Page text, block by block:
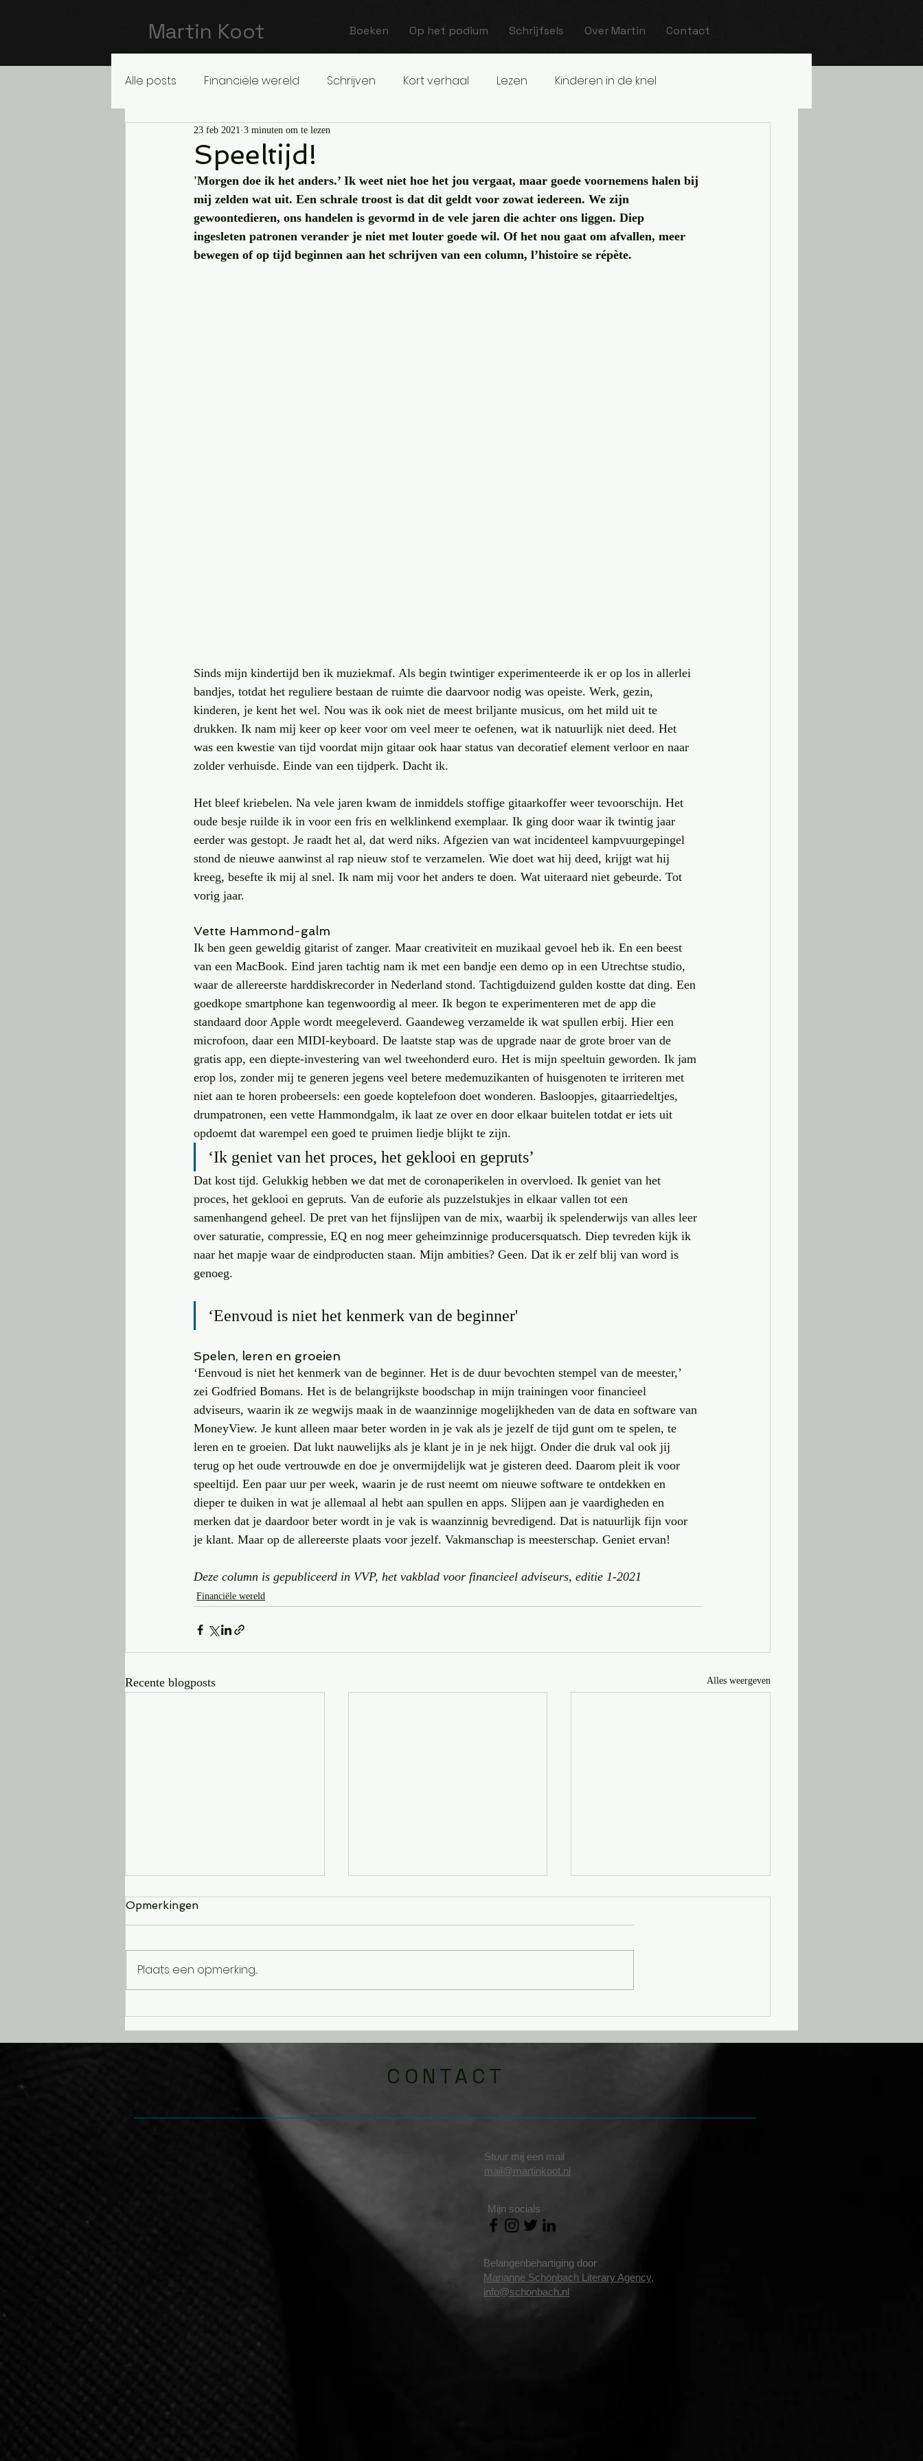
Martin Koot Boeken Op het podium Schrijfsels Over Martin Contact
Alle posts Financiële wereld Schrijven Kort verhaal Lezen Kinderen in de knel
Speeltijd!
23 feb 2021 3 minuten om te lezen
'Morgen doe ik het anders.’ Ik weet niet hoe het jou vergaat, maar goede voornemens halen bij
mij zelden wat uit. Een schrale troost is dat dit geldt voor zowat iedereen. We zijn
gewoontedieren, ons handelen is gevormd in de vele jaren die achter ons liggen. Diep
ingesleten patronen verander je niet met louter goede wil. Of het nou gaat om afvallen, meer
bewegen of op tijd beginnen aan het schrijven van een column, l’histoire se répète.
Sinds mijn kindertijd ben ik muziekmaf. Als begin twintiger experimenteerde ik er op los in allerlei
bandjes, totdat het reguliere bestaan de ruimte die daarvoor nodig was opeiste. Werk, gezin,
kinderen, je kent het wel. Nou was ik ook niet de meest briljante musicus, om het mild uit te
drukken. Ik nam mij keer op keer voor om veel meer te oefenen, wat ik natuurlijk niet deed. Het
was een kwestie van tijd voordat mijn gitaar ook haar status van decoratief element verloor en naar
zolder verhuisde. Einde van een tijdperk. Dacht ik.
Het bleef kriebelen. Na vele jaren kwam de inmiddels stoffige gitaarkoffer weer tevoorschijn. Het
oude besje ruilde ik in voor een fris en welklinkend exemplaar. Ik ging door waar ik twintig jaar
eerder was gestopt. Je raadt het al, dat werd niks. Afgezien van wat incidenteel kampvuurgepingel
stond de nieuwe aanwinst al rap nieuw stof te verzamelen. Wie doet wat hij deed, krijgt wat hij
kreeg, besefte ik mij al snel. Ik nam mij voor het anders te doen. Wat uiteraard niet gebeurde. Tot
vorig jaar.
Vette Hammond-galm
Ik ben geen geweldig gitarist of zanger. Maar creativiteit en muzikaal gevoel heb ik. En een beest
van een MacBook. Eind jaren tachtig nam ik met een bandje een demo op in een Utrechtse studio,
waar de allereerste harddiskrecorder in Nederland stond. Tachtigduizend gulden kostte dat ding. Een
goedkope smartphone kan tegenwoordig al meer. Ik begon te experimenteren met de app die
standaard door Apple wordt meegeleverd. Gaandeweg verzamelde ik wat spullen erbij. Hier een
microfoon, daar een MIDI-keyboard. De laatste stap was de upgrade naar de grote broer van de
gratis app, een diepte-investering van wel tweehonderd euro. Het is mijn speeltuin geworden. Ik jam
erop los, zonder mij te generen jegens veel betere medemuzikanten of huisgenoten te irriteren met
niet aan te horen probeersels: een goede koptelefoon doet wonderen. Basloopjes, gitaarriedeltjes,
drumpatronen, een vette Hammondgalm, ik laat ze over en door elkaar buitelen totdat er iets uit
opdoemt dat warempel een goed te pruimen liedje blijkt te zijn.
‘Ik geniet van het proces, het geklooi en gepruts’
Dat kost tijd. Gelukkig hebben we dat met de coronaperikelen in overvloed. Ik geniet van het
proces, het geklooi en gepruts. Van de euforie als puzzelstukjes in elkaar vallen tot een
samenhangend geheel. De pret van het fijnslijpen van de mix, waarbij ik spelenderwijs van alles leer
over saturatie, compressie, EQ en nog meer geheimzinnige producersquatsch. Diep tevreden kijk ik
naar het mapje waar de eindproducten staan. Mijn ambities? Geen. Dat ik er zelf blij van word is
genoeg.
‘Eenvoud is niet het kenmerk van de beginner'
Spelen, leren en groeien
‘Eenvoud is niet het kenmerk van de beginner. Het is de duur bevochten stempel van de meester,’
zei Godfried Bomans. Het is de belangrijkste boodschap in mijn trainingen voor financieel
adviseurs, waarin ik ze wegwijs maak in de waanzinnige mogelijkheden van de data en software van
MoneyView. Je kunt alleen maar beter worden in je vak als je jezelf de tijd gunt om te spelen, te
leren en te groeien. Dat lukt nauwelijks als je klant je in je nek hijgt. Onder die druk val ook jij
terug op het oude vertrouwde en doe je onvermijdelijk wat je gisteren deed. Daarom pleit ik voor
speeltijd. Een paar uur per week, waarin je de rust neemt om nieuwe software te ontdekken en
dieper te duiken in wat je allemaal al hebt aan spullen en apps. Slijpen aan je vaardigheden en
merken dat je daardoor beter wordt in je vak is waanzinnig bevredigend. Dat is natuurlijk fijn voor
je klant. Maar op de allereerste plaats voor jezelf. Vakmanschap is meesterschap. Geniet ervan!
Deze column is gepubliceerd in VVP, het vakblad voor financieel adviseurs, editie 1-2021
Financiële wereld
Recente blogposts Alles weergeven
Opmerkingen
Plaats een opmerking...
CONTACT
Stuur mij een mail
mail@martinkoot.nl
Belangenbehartiging door
Marianne Schönbach Literary Agency,
info@schonbach.nl
Mijn socials